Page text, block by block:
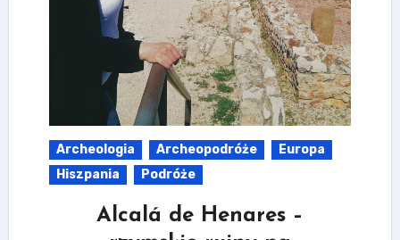
Archeologia Archeopodróże
Europa
Hiszpania
Podróże
Alcalá de Henares –